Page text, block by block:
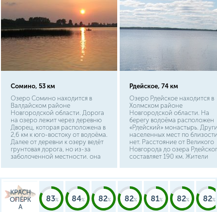
Сомино, 53 км
Озеро Сомино находится в
Валдайском районе
Новгородской области. Дорога
на озеро лежит через деревню
Дворец, которая расположена в
2,6 км к юго-востоку от водоёма.
Далее от деревни к озеру ведёт
грунтовая дорога, но из-за
заболоченной местности, она
Новгорода до деревни Дворец
составляет 160 км. Жители
Твери могут попасть на Сомино,
проехав по автотрассе 240 км.
Рдейское, 74 км
Озеро Рдейское находится в
Холмском районе
Новгородской области. На
берегу водоёма расположен
«Рдейский» монастырь.
населенных мест по
нет. Расстояние от Великого
Новгорода до озера
составляет 190 км. Жители
составит 310 км.
КРАСН
ОПЁРК
А
83 84 82 82 81 82 82